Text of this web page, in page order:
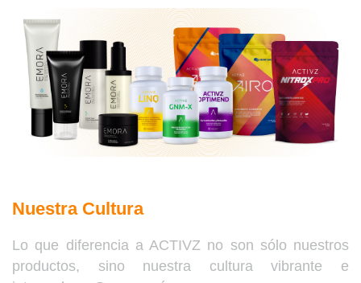
Nuestra Cultura
Lo que diferencia a ACTIVZ no son sólo nuestros
productos, sino nuestra cultura vibrante e